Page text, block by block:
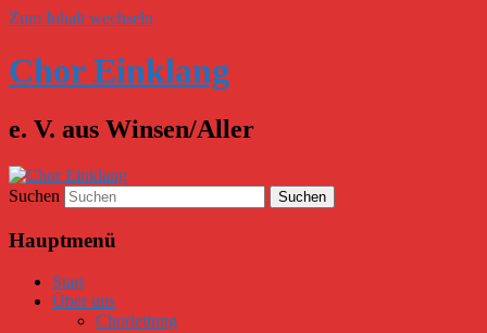
Zum Inhalt wechseln
Chor Einklang
e. V. aus Winsen/Aller
Suchen
Hauptmenü
Start
Über uns
Chorleitung